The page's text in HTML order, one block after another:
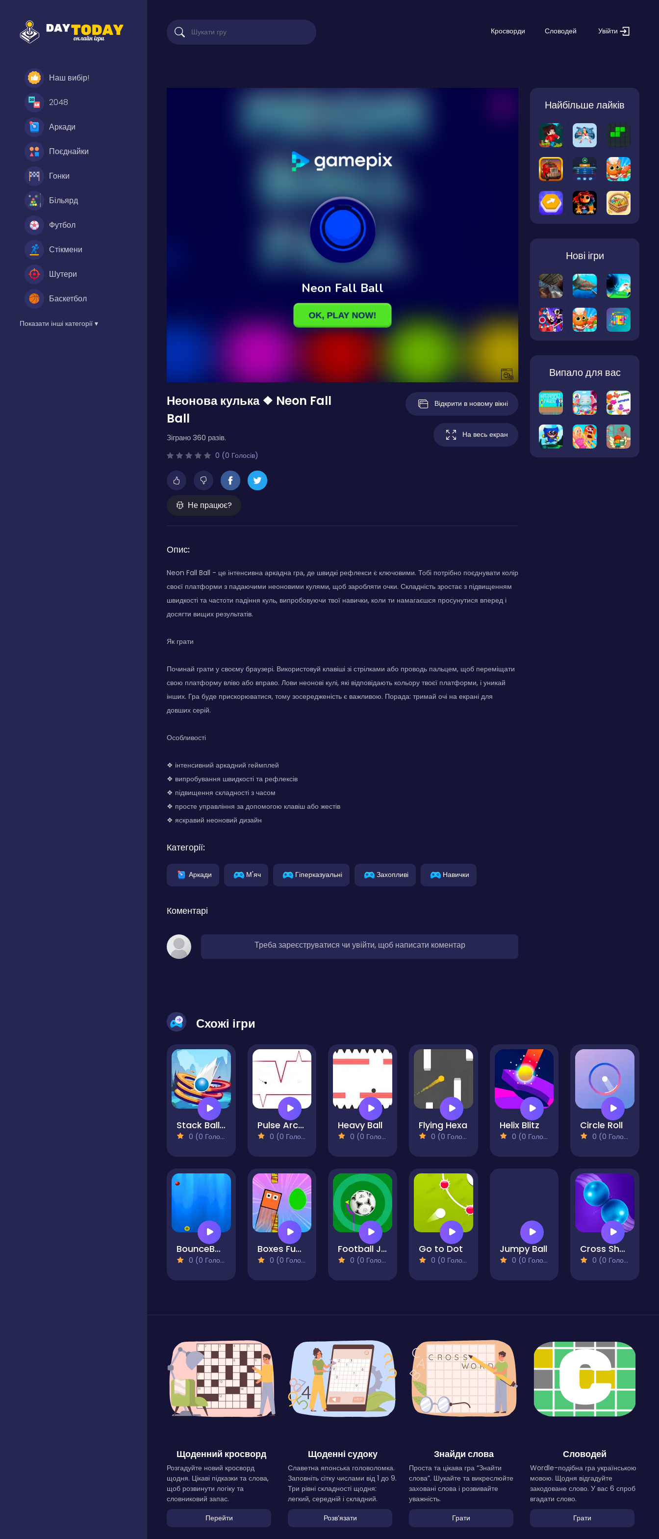
Наш вибір!
2048
Аркади
Поєднайки
Гонки
Більярд
Футбол
Стікмени
Шутери
Баскетбол
Показати інші категорії ▾
Кросворди Словодей Увійти
Неонова кулька ❖ Neon Fall
Ball
Зіграно 360 разів.
0 (0 Голосів)
Не працює?
Відкрити в новому вікні
На весь екран
Опис:
Neon Fall Ball - це інтенсивна аркадна гра, де швидкі рефлекси є ключовими. Тобі потрібно поєднувати колір
своєї платформи з падаючими неоновими кулями, щоб заробляти очки. Складність зростає з підвищенням
швидкості та частоти падіння куль, випробовуючи твої навички, коли ти намагаєшся просунутися вперед і
досягти вищих результатів.
Як грати
Починай грати у своєму браузері. Використовуй клавіші зі стрілками або проводь пальцем, щоб переміщати
свою платформу вліво або вправо. Лови неонові кулі, які відповідають кольору твоєї платформи, і уникай
інших. Гра буде прискорюватися, тому зосередженість є важливою. Порада: тримай очі на екрані для
довших серій.
Особливості
❖ інтенсивний аркадний геймплей
❖ випробування швидкості та рефлексів
❖ підвищення складності з часом
❖ просте управління за допомогою клавіш або жестів
❖ яскравий неоновий дизайн
Категорії:
Аркади М'яч Гіперказуальні Захопливі Навички
Коментарі
Треба зареєструватися чи увійти, щоб написати коментар
Найбільше лайків
Нові ігри
Випало для вас
Схожі ігри
Stack Ball 3D
0 (0 Голосів)
Pulse Arcade
0 (0 Голосів)
Heavy Ball
0 (0 Голосів)
Flying Hexa
0 (0 Голосів)
Helix Blitz
0 (0 Голосів)
Circle Roll
0 (0 Голосів)
BounceBall Take The Red
0 (0 Голосів)
Boxes Funny
0 (0 Голосів)
Football Jump
0 (0 Голосів)
Go to Dot
0 (0 Голосів)
Jumpy Ball
0 (0 Голосів)
Cross Shot Ball
0 (0 Голосів)
Щоденний кросворд
Розгадуйте новий кросворд
щодня. Цікаві підказки та слова,
щоб розвинути логіку та
словниковий запас.
Перейти
Щоденні судоку
Славетна японська головоломка.
Заповніть сітку числами від 1 до 9.
Три рівні складності щодня:
легкий, середній і складний.
Розвʼязати
Знайди слова
Проста та цікава гра “Знайти
слова”. Шукайте та викреслюйте
заховані слова і розвивайте
уважність.
Грати
Словодей
Wordle-подібна гра українською
мовою. Щодня відгадуйте
закодоване слово. У вас 6 спроб
вгадати слово.
Грати